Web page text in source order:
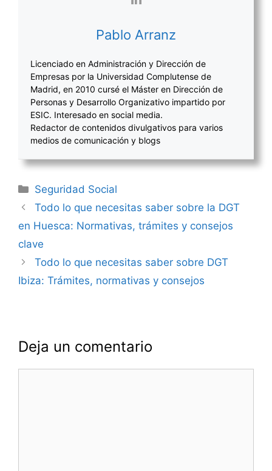
Pablo Arranz
Licenciado en Administración y Dirección de
Empresas por la Universidad Complutense de
Madrid, en 2010 cursé el Máster en Dirección de
Personas y Desarrollo Organizativo impartido por
ESIC. Interesado en social media.
Redactor de contenidos divulgativos para varios
medios de comunicación y blogs
Categorías
Seguridad Social
Navegación
Todo lo que necesitas saber sobre la DGT
en Huesca: Normativas, trámites y consejos
clave
Todo lo que necesitas saber sobre DGT
Ibiza: Trámites, normativas y consejos
Deja un comentario